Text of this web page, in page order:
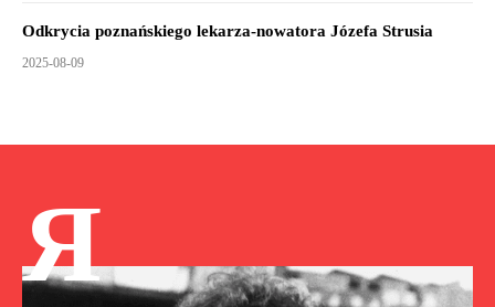
Odkrycia poznańskiego lekarza-nowatora Józefa Strusia
2025-08-09
Я